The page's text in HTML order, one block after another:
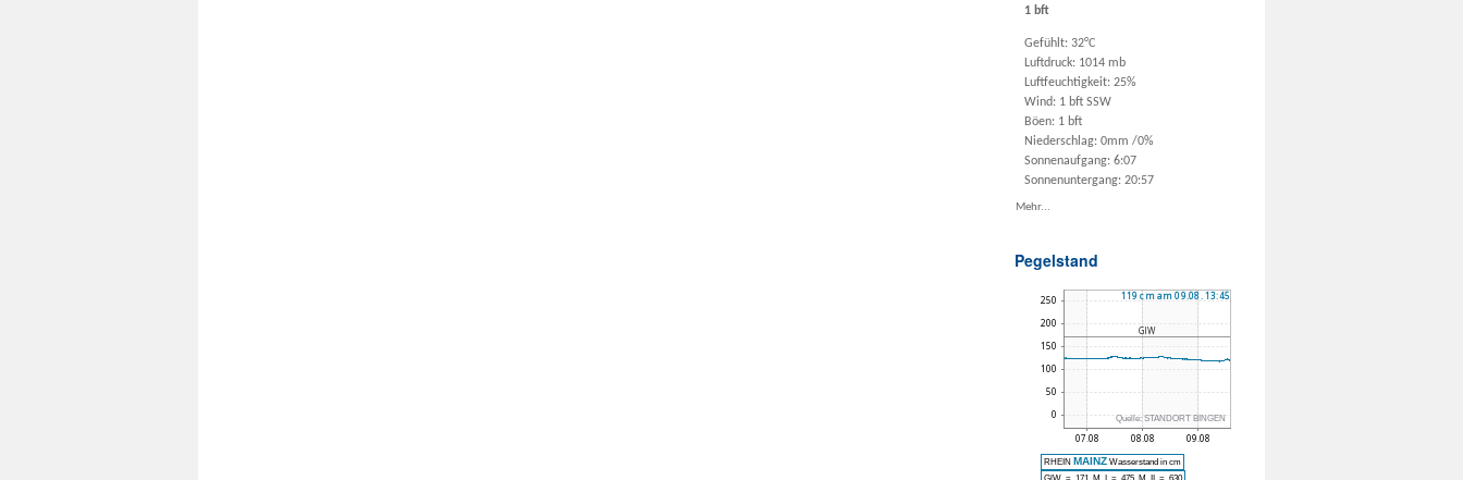
1 bft
Gefühlt: 32°C
Luftdruck: 1014 mb
Luftfeuchtigkeit: 25%
Wind: 1 bft SSW
Böen: 1 bft
Niederschlag: 0mm /0%
Sonnenaufgang: 6:07
Sonnenuntergang: 20:57
Mehr...
Pegelstand